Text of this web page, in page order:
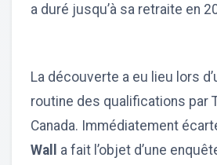
a duré jusqu’à sa retraite en
La découverte a eu lieu lors
routine des qualifications par
Canada. Immédiatement
Wall a fait l’objet d’une